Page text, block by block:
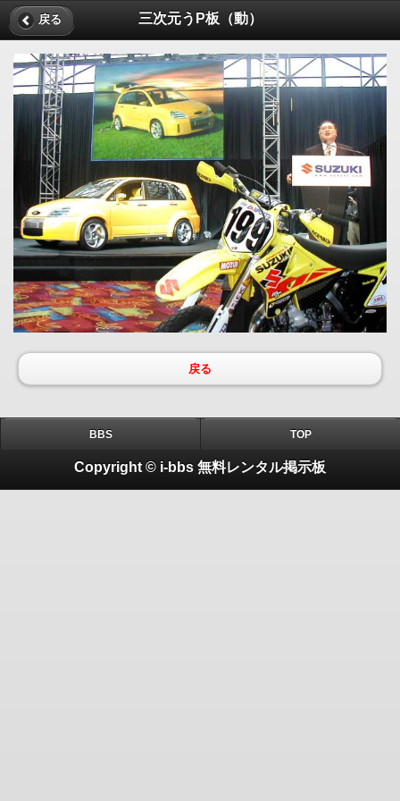
戻る 三次元うP板（動）
戻る
BBS TOP
Copyright © i-bbs 無料レンタル掲示板